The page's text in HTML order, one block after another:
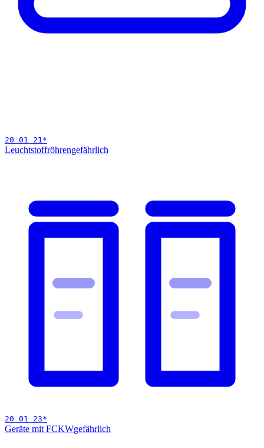
20 01 21*
Leuchtstoffröhrengefährlich
20 01 23*
Geräte mit FCKWgefährlich